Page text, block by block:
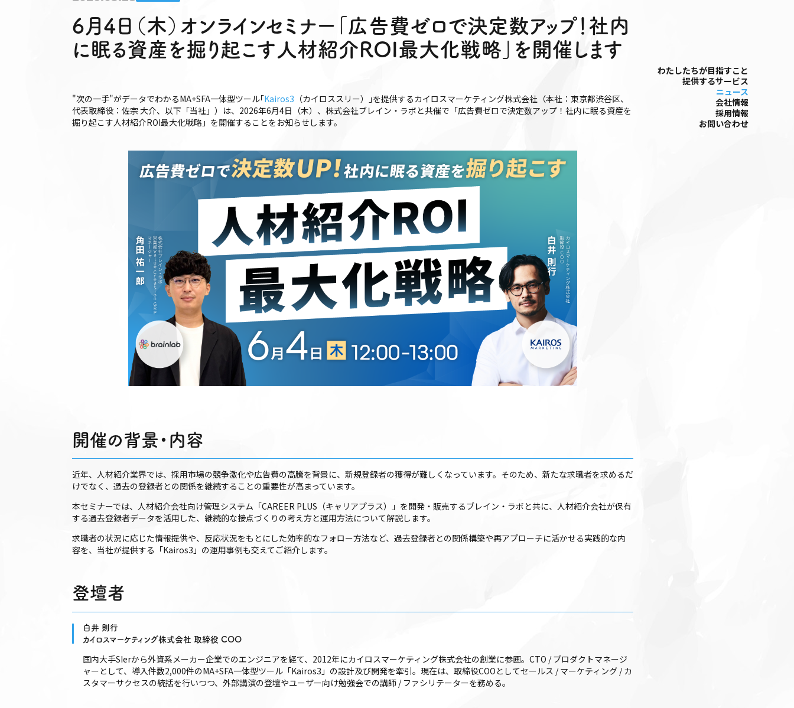
6月4日（木）オンラインセミナー「広告費ゼロで決定数アップ！社内
に眠る資産を掘り起こす人材紹介ROI最大化戦略」を開催します
"次の一手"がデータでわかるMA+SFA一体型ツール｢Kairos3 （カイロススリー）｣を提供するカイロスマーケティング株式会社（本社：東京都渋谷区、
代表取締役：佐宗 大介、以下「当社」）は、2026年6月4日（木）、株式会社ブレイン・ラボと共催で「広告費ゼロで決定数アップ！社内に眠る資産を
掘り起こす人材紹介ROI最大化戦略」を開催することをお知らせします。
開催の背景・内容
近年、人材紹介業界では、採用市場の競争激化や広告費の高騰を背景に、新規登録者の獲得が難しくなっています。そのため、新たな求職者を求めるだ
けでなく、過去の登録者との関係を継続することの重要性が高まっています。
本セミナーでは、人材紹介会社向け管理システム「CAREER PLUS（キャリアプラス）」を開発・販売するブレイン・ラボと共に、人材紹介会社が保有
する過去登録者データを活用した、継続的な接点づくりの考え方と運用方法について解説します。
求職者の状況に応じた情報提供や、反応状況をもとにした効率的なフォロー方法など、過去登録者との関係構築や再アプローチに活かせる実践的な内
容を、当社が提供する「Kairos3」の運用事例も交えてご紹介します。
登壇者
白井 則行
カイロスマーケティング株式会社 取締役 COO
国内大手SIerから外資系メーカー企業でのエンジニアを経て、2012年にカイロスマーケティング株式会社の創業に参画。CTO / プロダクトマネージ
ャーとして、導入件数2,000件のMA+SFA一体型ツール「Kairos3」の設計及び開発を牽引。現在は、取締役COOとしてセールス / マーケティング / カ
スタマーサクセスの統括を行いつつ、外部講演の登壇やユーザー向け勉強会での講師 / ファシリテーターを務める。
わたしたちが⽬指すこと
提供するサービス
ニュース
会社情報
採⽤情報
お問い合わせ